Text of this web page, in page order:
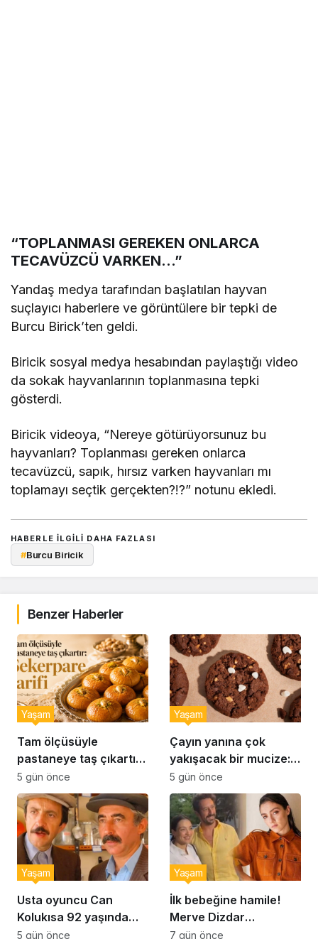
“TOPLANMASI GEREKEN ONLARCA
TECAVÜZCÜ VARKEN…”
Yandaş medya tarafından başlatılan hayvan
suçlayıcı haberlere ve görüntülere bir tepki de
Burcu Birick’ten geldi.
Biricik sosyal medya hesabından paylaştığı video
da sokak hayvanlarının toplanmasına tepki
gösterdi.
Biricik videoya, “Nereye götürüyorsunuz bu
hayvanları? Toplanması gereken onlarca
tecavüzcü, sapık, hırsız varken hayvanları mı
toplamayı seçtik gerçekten?!?” notunu ekledi.
HABERLE ILGILI DAHA FAZLASI
#Burcu Biricik
Benzer Haberler
Tam ölçüsüyle
pastaneye taş çıkartır:
Şekerpare tarifi
Yaşam
5 gün önce
Çayın yanına çok
yakışacak bir mucize:
Brownie tadında ıslak
kurabiye tarifi…
Yaşam
5 gün önce
Usta oyuncu Can
Kolukısa 92 yaşında
hayatını kaybetti
Yaşam
5 gün önce
İlk bebeğine hamile!
Merve Dizdar
sessizliğini bozdu: ‘İsim
Yaşam
7 gün önce